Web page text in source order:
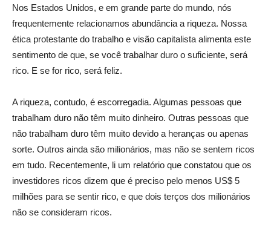
Nos Estados Unidos, e em grande parte do mundo, nós
frequentemente relacionamos abundância a riqueza. Nossa
ética protestante do trabalho e visão capitalista alimenta este
sentimento de que, se você trabalhar duro o suficiente, será
rico. E se for rico, será feliz.
A riqueza, contudo, é escorregadia. Algumas pessoas que
trabalham duro não têm muito dinheiro. Outras pessoas que
não trabalham duro têm muito devido a heranças ou apenas
sorte. Outros ainda são milionários, mas não se sentem ricos
em tudo. Recentemente, li um relatório que constatou que os
investidores ricos dizem que é preciso pelo menos US$ 5
milhões para se sentir rico, e que dois terços dos milionários
não se consideram ricos.